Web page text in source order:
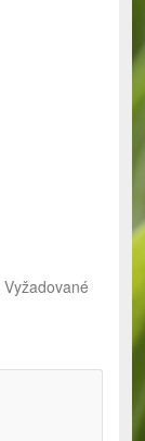
Vyžadované